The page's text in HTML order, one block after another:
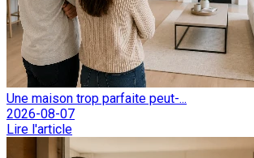
Une maison trop parfaite peut-...
2026-08-07
Lire l'article